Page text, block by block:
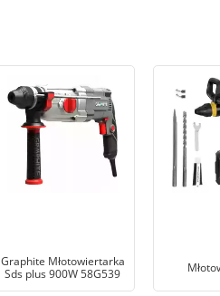
Graphite Młotowiertarka
Sds plus 900W 58G539